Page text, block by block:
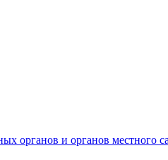
органов и органов